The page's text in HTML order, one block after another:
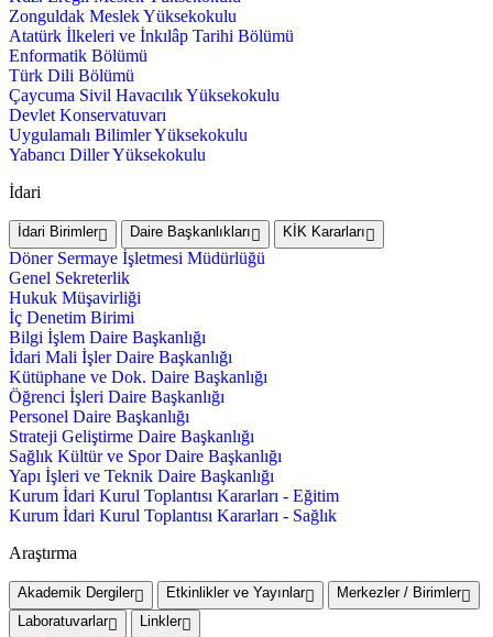
Zonguldak Meslek Yüksekokulu
Atatürk İlkeleri ve İnkılâp Tarihi Bölümü
Enformatik Bölümü
Türk Dili Bölümü
Çaycuma Sivil Havacılık Yüksekokulu
Devlet Konservatuvarı
Uygulamalı Bilimler Yüksekokulu
Yabancı Diller Yüksekokulu
İdari
İdari Birimler Daire Başkanlıkları KİK Kararları
Döner Sermaye İşletmesi Müdürlüğü
Genel Sekreterlik
Hukuk Müşavirliği
İç Denetim Birimi
Bilgi İşlem Daire Başkanlığı
İdari Mali İşler Daire Başkanlığı
Kütüphane ve Dok. Daire Başkanlığı
Öğrenci İşleri Daire Başkanlığı
Personel Daire Başkanlığı
Strateji Geliştirme Daire Başkanlığı
Sağlık Kültür ve Spor Daire Başkanlığı
Yapı İşleri ve Teknik Daire Başkanlığı
Kurum İdari Kurul Toplantısı Kararları - Eğitim
Kurum İdari Kurul Toplantısı Kararları - Sağlık
Araştırma
Akademik Dergiler Etkinlikler ve Yayınlar
Merkezler / Birimler
Laboratuvarlar
Linkler